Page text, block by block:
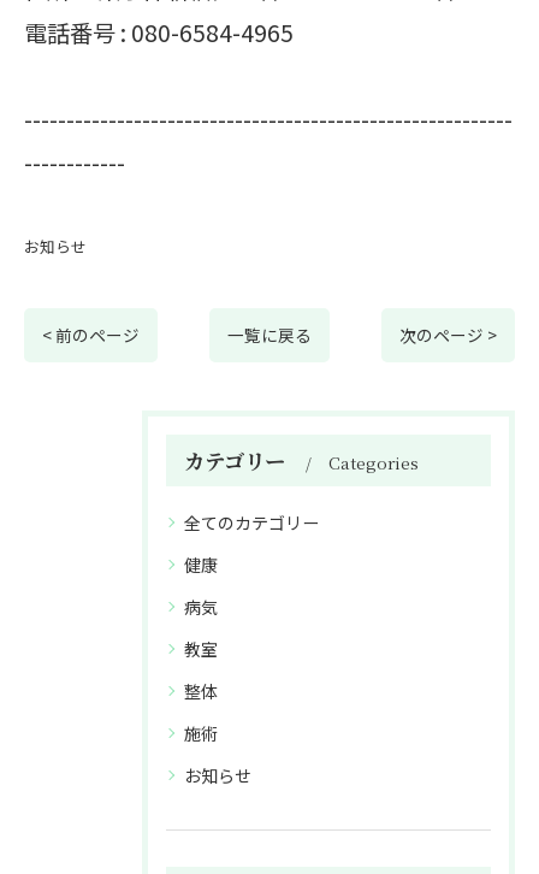
電話番号 : 080-6584-4965
----------------------------------------------------------
------------
お知らせ
< 前のページ 一覧に戻る 次のページ >
カテゴリー Categories
全てのカテゴリー
健康
病気
教室
整体
施術
お知らせ